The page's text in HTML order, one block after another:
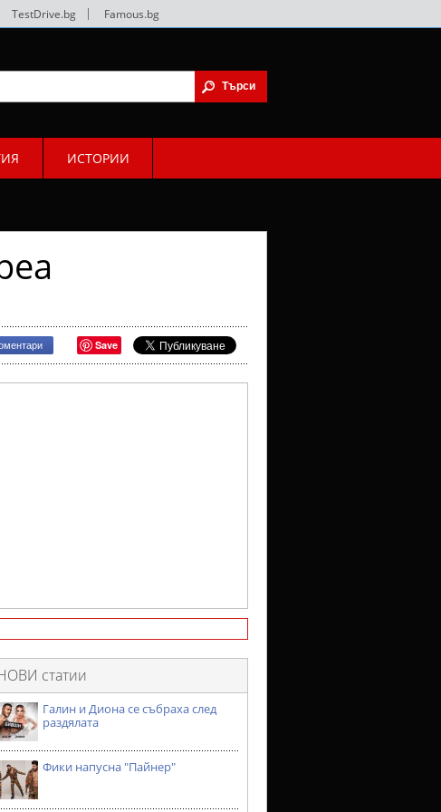
TestDrive.bg Famous.bg
ИСТОРИИ
Save
статии
Галин и Диона се събраха след
раздялата
Фики напусна "Пайнер"